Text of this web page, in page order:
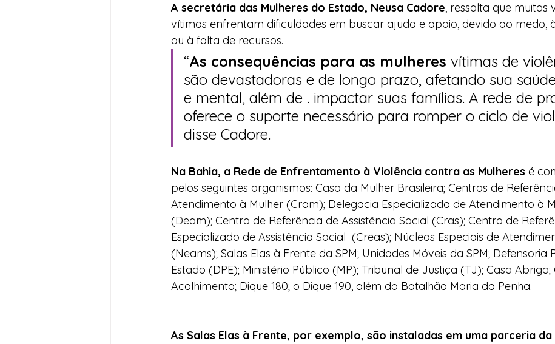
A secretária das Mulheres do Estado, Neusa Cadore, ressalta que muitas
vítimas enfrentam dificuldades em buscar ajuda e apoio, devido ao medo,
ou à falta de recursos.
“As consequências para as mulheres vítimas de
são devastadoras e de longo prazo, afetando sua
e mental, além de . impactar suas famílias. A rede de
oferece o suporte necessário para romper o ciclo de
disse Cadore.
Na Bahia, a Rede de Enfrentamento à Violência contra as Mulheres é
pelos seguintes organismos: Casa da Mulher Brasileira; Centros de
Atendimento à Mulher (Cram); Delegacia Especializada de Atendimento à
(Deam); Centro de Referência de Assistência Social (Cras); Centro de
Especializado de Assistência Social  (Creas); Núcleos Especiais de
(Neams); Salas Elas à Frente da SPM; Unidades Móveis da SPM; Defensoria
Estado (DPE); Ministério Público (MP); Tribunal de Justiça (TJ); Casa Abrigo;
Acolhimento; Dique 180; o Dique 190, além do Batalhão Maria da Penha.
As Salas Elas à Frente, por exemplo, são instaladas em uma parceria da